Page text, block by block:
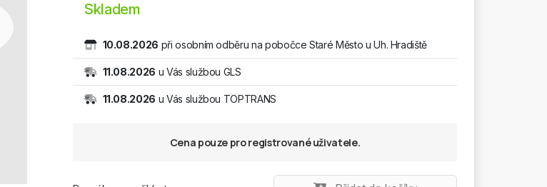
Skladem
10.08.2026 při osobním odběru na pobočce Staré Město u Uh. Hradiště
11.08.2026 u Vás službou GLS
11.08.2026 u Vás službou TOPTRANS
Cena pouze pro registrované uživatele.